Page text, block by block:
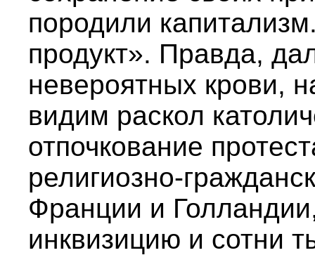
породили
продукт». Правда,
невероятных крови,
видим раскол
отпочкование
религиозно-
Франции и
инквизицию и сотни